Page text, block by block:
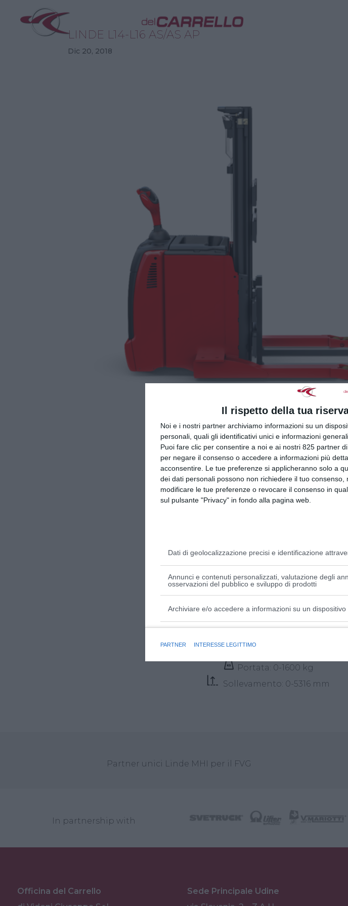
Il rispetto della tua
Noi e i nostri partner archiviamo informazioni su un
personali, quali gli identificativi unici e informazioni
Puoi fare clic per consentire a noi e ai nostri 825 partner
per negare il consenso o accedere a informazioni più
acconsentire. Le tue preferenze si applicheranno solo a
dei dati personali possono non richiedere il tuo
modificare le tue preferenze o revocare il consenso in
sul pulsante "Privacy" in fondo alla pagina web.
Dati di geolocalizzazione precisi e identificazione
Annunci e contenuti personalizzati, valutazione degli
osservazioni del pubblico e sviluppo di prodotti
Archiviare e/o accedere a informazioni su un
PARTNER INTERESSE LEGITTIMO
LINDE L14-L16 AS/AS AP
Dic 20, 2018
Un agile tuttofare
Portata: 0-1600 kg
Sollevamento: 0-5316 mm
Partner unici Linde MHI per il FVG
In partnership with
Officina del Carrello
Sede Principale Udine